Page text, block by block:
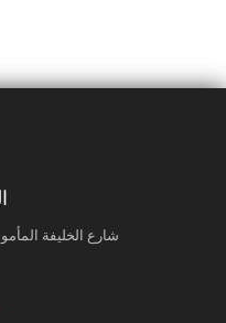
شارع الخليفة